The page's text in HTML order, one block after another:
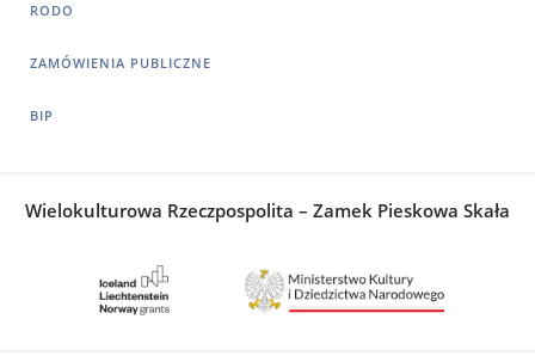
RODO
ZAMÓWIENIA PUBLICZNE
BIP
Wielokulturowa Rzeczpospolita – Zamek Pieskowa Skała